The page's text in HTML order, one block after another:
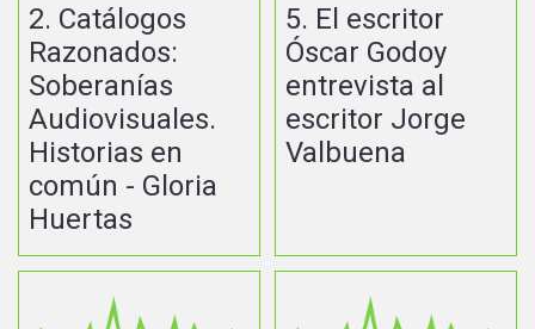
2. Catálogos
Razonados:
Soberanías
Audiovisuales.
Historias en
común - Gloria
Huertas
5. El escritor
Óscar Godoy
entrevista al
escritor Jorge
Valbuena